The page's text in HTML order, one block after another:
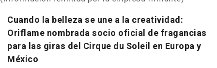
Cuando la belleza se une a la creatividad:
Oriflame nombrada socio oficial de fragancias
para las giras del Cirque du Soleil en Europa y
México